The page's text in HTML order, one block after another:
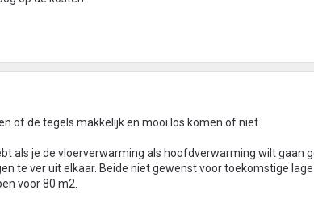
of de tegels makkelijk en mooi los komen of niet.
als je de vloerverwarming als hoofdverwarming wilt gaan
te ver uit elkaar. Beide niet gewenst voor toekomstige lage
voor 80 m2.